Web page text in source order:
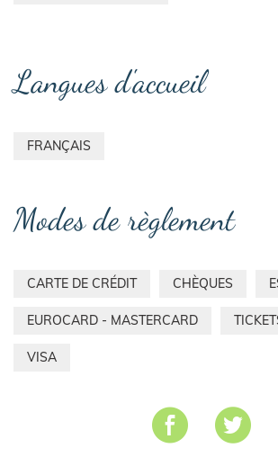
Langues d'accueil
FRANÇAIS
Modes de règlement
CARTE DE CRÉDIT CHÈQUES
EUROCARD - MASTERCARD
VISA